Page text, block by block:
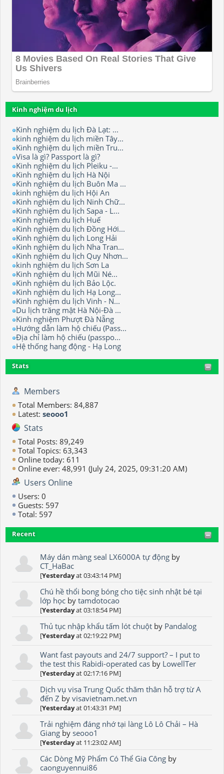
Kinh nghiệm du lịch
Kinh nghiệm du lịch Đà Lạt: ...
kinh nghiệm du lịch miền Tây...
Kinh nghiệm du lịch miền Tru...
Visa là gì? Passport là gì?
Kinh nghiệm du lịch Pleiku -...
Kinh nghiệm du lịch Hà Nội
Kinh nghiệm du lịch Buôn Ma ...
kinh nghiệm du lịch Hội An
Kinh nghiệm du lịch Ninh Chữ...
Kinh nghiệm du lịch Sapa - L...
Kinh nghiệm du lịch Huế
Kinh nghiệm du lịch Đồng Hới...
Kinh nghiệm du lịch Long Hải
Kinh nghiệm du lịch Nha Tran...
Kinh nghiệm du lịch Quy Nhơn...
kinh nghiệm du lịch Sơn La
Kinh nghiệm du lịch Mũi Né...
Kinh nghiệm du lịch Bảo Lộc.
Kinh nghiệm du lịch Hạ Long...
Kinh nghiệm du lịch Vinh - N...
Du lịch trăng mật Hà Nội-Đà ...
Kinh nghiệm Phượt Đà Nẵng
Hướng dẫn làm hộ chiếu (Pass...
Địa chỉ làm hộ chiếu (passpo...
Hệ thống hang động - Hạ Long
Stats
Members
Total Members: 84,887
Latest: seooo1
Stats
Total Posts: 89,249
Total Topics: 63,343
Online today: 611
Online ever: 48,991 (July 24, 2025, 09:31:20 AM)
Users Online
Users: 0
Guests: 597
Total: 597
Recent
Máy dán màng seal LX6000A tự động by
CT_HaBac
[Yesterdayat 03:43:14 PM]
Chú hề thổi bong bóng cho tiệc sinh nhật bé tại
lớp học bytamdotocao
[Yesterdayat 03:18:54 PM]
Thủ tục nhập khẩu tấm lót chuột by Pandalog
[Yesterdayat 02:19:22 PM]
Want fast payouts and 24/7 support? – I put to
the test this Rabidi-operated cas by LowellTer
[Yesterdayat 02:17:16 PM]
Dịch vụ visa Trung Quốc thăm thân hỗ trợ từ A
đến Z byvisavietnam.net.vn
[Yesterdayat 01:43:31 PM]
Trải nghiệm đáng nhớ tại làng Lô Lô Chải – Hà
Giang byseooo1
[Yesterdayat 11:23:02 AM]
Các Dòng Mỹ Phẩm Có Thể Gia Công by
caonguyennui86